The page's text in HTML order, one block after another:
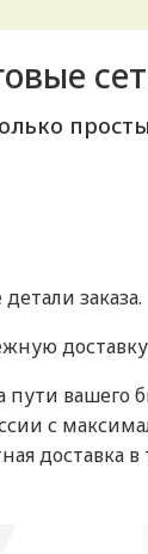
заказа.
вашего
с